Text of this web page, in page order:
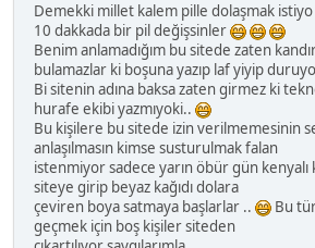
Demekki millet kalem pille dolaşmak istiyo
10 dakkada bir pil değişsinler
Benim anlamadığım bu sitede zaten
bulamazlar ki boşuna yazıp laf yiyip
Bi sitenin adına baksa zaten girmez ki
hurafe ekibi yazmıyoki..
Bu kişilere bu sitede izin verilmemesinin
anlaşılmasın kimse susturulmak falan
istenmiyor sadece yarın öbür gün
siteye girip beyaz kağıdı dolara
çeviren boya satmaya başlarlar ..
Bu
geçmek için boş kişiler siteden